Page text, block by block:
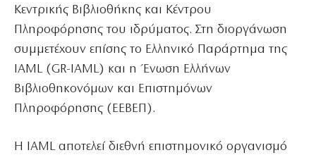
Κεντρικής Βιβλιοθήκης και Κέντρου
Πληροφόρησης του ιδρύματος. Στη διοργάνωση
συμμετέχουν επίσης το Ελληνικό Παράρτημα της
IAML (GR-IAML) και η Ένωση Ελλήνων
Βιβλιοθηκονόμων και Επιστημόνων
Πληροφόρησης (ΕΕΒΕΠ).
Η IAML αποτελεί διεθνή επιστημονικό οργανισμό